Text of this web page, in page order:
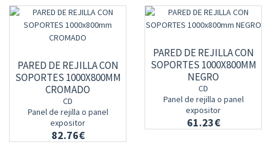
PARED DE REJILLA CON
SOPORTES 1000X800MM
CROMADO
CD
Panel de rejilla o panel
expositor
82.76€
PARED DE REJILLA CON
SOPORTES 1000X800MM
NEGRO
CD
Panel de rejilla o panel
expositor
61.23€